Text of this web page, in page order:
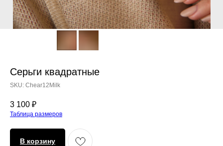
Серьги квадратные
SKU: Chear12Milk
3 100 ₽
Таблица размеров
В корзину